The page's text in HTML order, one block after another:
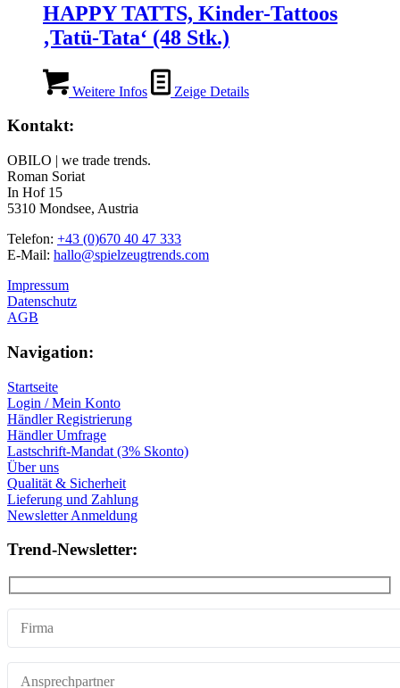
HAPPY TATTS, Kinder-Tattoos
‚Tatü-Tata‘ (48 Stk.)
Weitere Infos Zeige Details
Kontakt:
OBILO | we trade trends.
Roman Soriat
In Hof 15
5310 Mondsee, Austria
Telefon: +43 (0)670 40 47 333
E-Mail: hallo@spielzeugtrends.com
Impressum
Datenschutz
AGB
Navigation:
Startseite
Login / Mein Konto
Händler Registrierung
Händler Umfrage
Lastschrift-Mandat (3% Skonto)
Über uns
Qualität & Sicherheit
Lieferung und Zahlung
Newsletter Anmeldung
Trend-Newsletter: